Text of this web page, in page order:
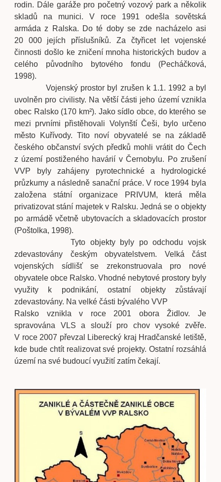
rodin. Dále garáže pro početný vozový park a několik
skladů na munici. V roce 1991 odešla sovětská
armáda z Ralska. Do té doby se zde nacházelo asi
20 000 jejích příslušníků. Za čtyřicet let vojenské
činnosti došlo ke zničení mnoha historických budov a
celého původního bytového fondu (Pecháčková,
1998).
Vojenský prostor byl zrušen k 1.1. 1992 a byl
uvolněn pro civilisty. Na větší části jeho území vznikla
obec Ralsko (170 km²). Jako sídlo obce, do kterého se
mezi prvními přistěhovali Volynští Češi, bylo určeno
město Kuřívody. Tito noví obyvatelé se na základě
českého občanství svých předků mohli vrátit do Čech
z území postiženého havárií v Černobylu. Po zrušení
VVP byly zahájeny pyrotechnické a hydrologické
průzkumy a následně sanační práce. V roce 1994 byla
založena státní organizace PRIVUM, která měla
privatizovat stání majetek v Ralsku. Jedná se o objekty
po armádě včetně ubytovacích a skladovacích prostor
(Poštolka, 1998).
Tyto objekty byly po odchodu vojsk
zdevastovány českým obyvatelstvem. Velká část
vojenských sídlišť se zrekonstruovala pro nové
obyvatele obce Ralsko. Vhodné nebytové prostory byly
využity k podnikání, ostatní objekty zůstávají
zdevastovány. Na velké části bývalého VVP
Ralsko vznikla v roce 2001 obora Židlov. Je
spravována VLS a slouží pro chov vysoké zvěře.
V roce 2007 převzal Liberecký kraj Hradčanské letiště,
kde bude chtít realizovat své projekty. Ostatní rozsáhlá
území na své budoucí využití zatím čekají.